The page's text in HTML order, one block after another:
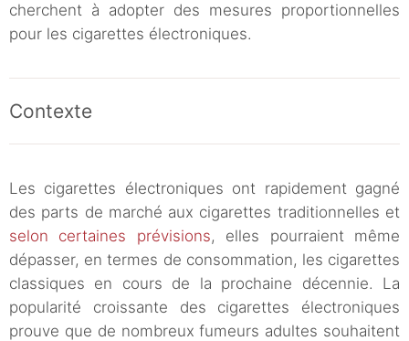
cherchent à adopter des mesures proportionnelles
pour les cigarettes électroniques.
Contexte
Les cigarettes électroniques ont rapidement gagné
des parts de marché aux cigarettes traditionnelles et
selon certaines prévisions, elles pourraient même
dépasser, en termes de consommation, les cigarettes
classiques en cours de la prochaine décennie. La
popularité croissante des cigarettes électroniques
prouve que de nombreux fumeurs adultes souhaitent